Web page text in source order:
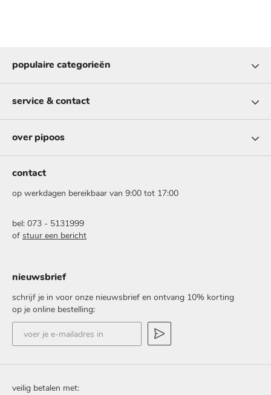
contact
op werkdagen bereikbaar van 9:00 tot 17:00
bel: 073 - 5131999
of stuur een bericht
nieuwsbrief
schrijf je in voor onze nieuwsbrief en ontvang 10% korting
op je online bestelling:
mailadres
populaire categorieën
service & contact
over pipoos
veilig betalen met: